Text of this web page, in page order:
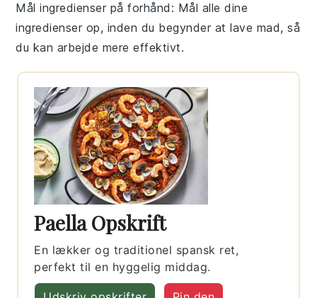
Mål ingredienser på forhånd : Mål alle dine
ingredienser op, inden du begynder at lave mad, så
du kan arbejde mere effektivt.
Paella Opskrift
En lækker og traditionel spansk ret,
perfekt til en hyggelig middag.